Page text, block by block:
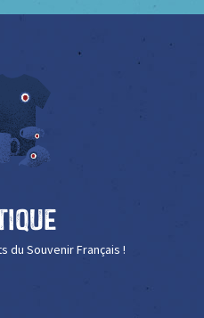
du Souvenir Français !